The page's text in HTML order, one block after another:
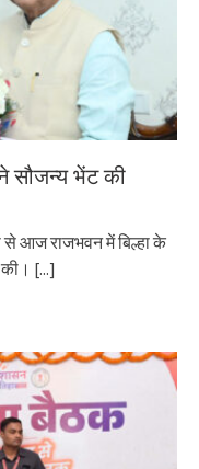
सौजन्य भेंट की
से आज राजभवन में बिल्हा के
[...]